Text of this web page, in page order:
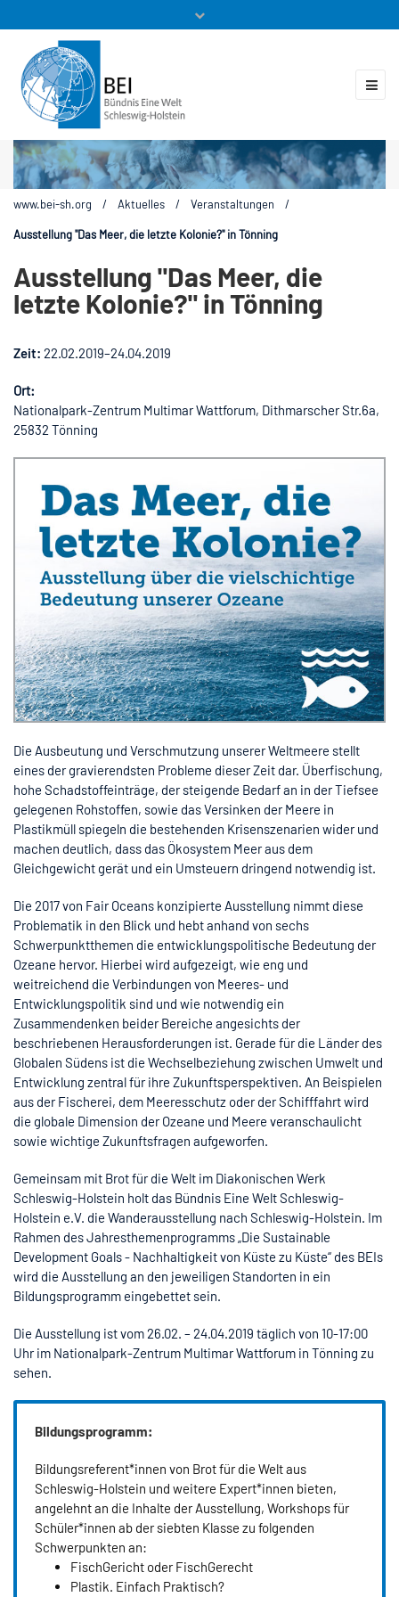
Mitglieder
www.bei-sh.org / Aktuelles / Veranstaltungen /
Ausstellung "Das Meer, die letzte Kolonie?" in Tönning
Ausstellung "Das Meer, die
letzte Kolonie?" in Tönning
Zeit: 22.02.2019–24.04.2019
Ort:
Nationalpark-Zentrum Multimar Wattforum, Dithmarscher Str.6a,
25832 Tönning
Die Ausbeutung und Verschmutzung unserer Weltmeere stellt
eines der gravierendsten Probleme dieser Zeit dar. Überfischung,
hohe Schadstoffeinträge, der steigende Bedarf an in der Tiefsee
gelegenen Rohstoffen, sowie das Versinken der Meere in
Plastikmüll spiegeln die bestehenden Krisenszenarien wider und
machen deutlich, dass das Ökosystem Meer aus dem
Gleichgewicht gerät und ein Umsteuern dringend notwendig ist.
Die 2017 von Fair Oceans konzipierte Ausstellung nimmt diese
Problematik in den Blick und hebt anhand von sechs
Schwerpunktthemen die entwicklungspolitische Bedeutung der
Ozeane hervor. Hierbei wird aufgezeigt, wie eng und
weitreichend die Verbindungen von Meeres- und
Entwicklungspolitik sind und wie notwendig ein
Zusammendenken beider Bereiche angesichts der
beschriebenen Herausforderungen ist. Gerade für die Länder des
Globalen Südens ist die Wechselbeziehung zwischen Umwelt und
Entwicklung zentral für ihre Zukunftsperspektiven. An Beispielen
aus der Fischerei, dem Meeresschutz oder der Schifffahrt wird
die globale Dimension der Ozeane und Meere veranschaulicht
sowie wichtige Zukunftsfragen aufgeworfen.
Gemeinsam mit Brot für die Welt im Diakonischen Werk
Schleswig-Holstein holt das Bündnis Eine Welt Schleswig-
Holstein e.V. die Wanderausstellung nach Schleswig-Holstein. Im
Rahmen des Jahresthemenprogramms „Die Sustainable
Development Goals - Nachhaltigkeit von Küste zu Küste“ des BEIs
wird die Ausstellung an den jeweiligen Standorten in ein
Bildungsprogramm eingebettet sein.
Die Ausstellung ist vom 26.02. – 24.04.2019 täglich von 10-17:00
Uhr im Nationalpark-Zentrum Multimar Wattforum in Tönning zu
sehen.
Bildungsprogramm:
Bildungsreferent*innen von Brot für die Welt aus
Schleswig-Holstein und weitere Expert*innen bieten,
angelehnt an die Inhalte der Ausstellung, Workshops für
Schüler*innen ab der siebten Klasse zu folgenden
Schwerpunkten an:
FischGericht oder FischGerecht
Plastik. Einfach Praktisch?